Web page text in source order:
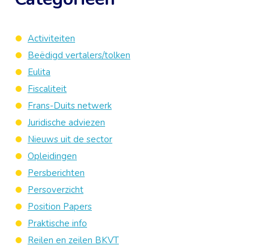
Activiteiten
Beëdigd vertalers/tolken
Eulita
Fiscaliteit
Frans-Duits netwerk
Juridische adviezen
Nieuws uit de sector
Opleidingen
Persberichten
Persoverzicht
Position Papers
Praktische info
Reilen en zeilen BKVT